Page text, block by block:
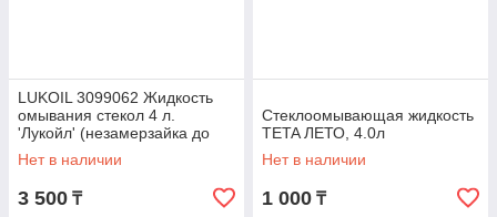
LUKOIL 3099062 Жидкость
омывания стекол 4 л.
'Лукойл' (незамерзайка до
-20) 'лесные ягоды'
Нет в наличии
3 500 ₸
Стеклоомывающая жидкость
TETA ЛЕТО, 4.0л
Нет в наличии
1 000 ₸